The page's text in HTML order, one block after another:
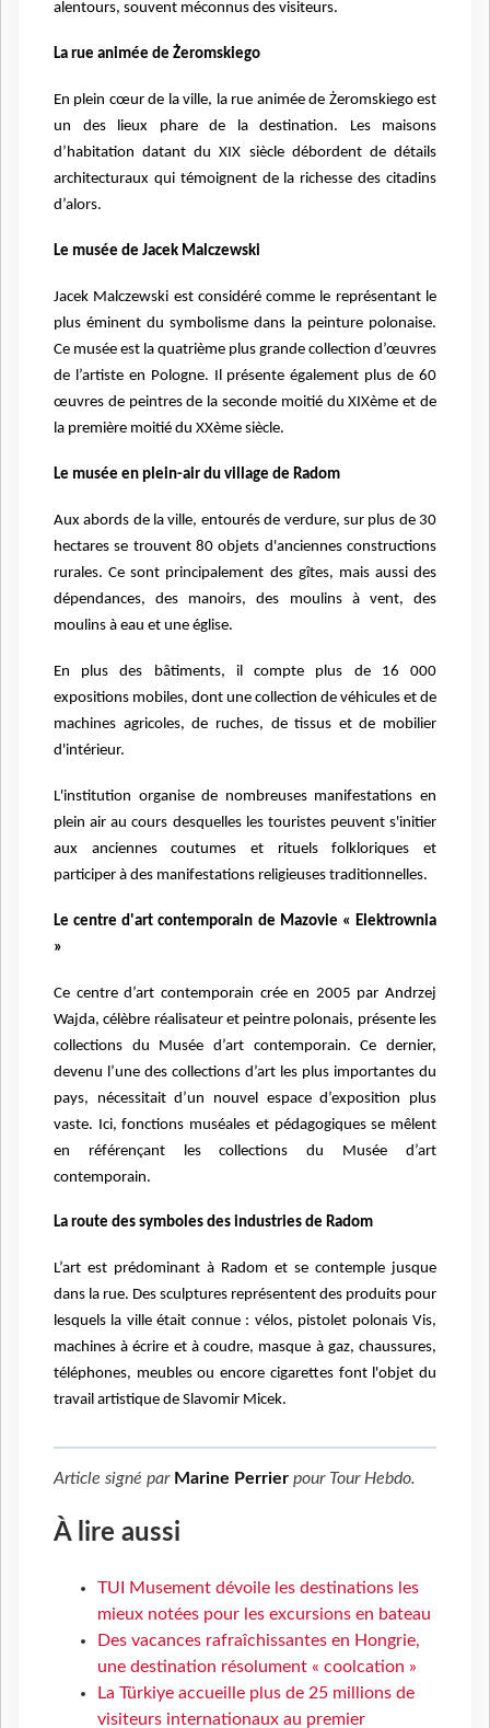
alentours, souvent méconnus des visiteurs.
La rue animée de Żeromskiego
En plein cœur de la ville, la rue animée de Żeromskiego est
un des lieux phare de la destination. Les maisons
d’habitation datant du XIX siècle débordent de détails
architecturaux qui témoignent de la richesse des citadins
d’alors.
Le musée de Jacek Malczewski
Jacek Malczewski est considéré comme le représentant le
plus éminent du symbolisme dans la peinture polonaise.
Ce musée est la quatrième plus grande collection d’œuvres
de l’artiste en Pologne. Il présente également plus de 60
œuvres de peintres de la seconde moitié du XIXème et de
la première moitié du XXème siècle.
Le musée en plein-air du village de Radom
Aux abords de la ville, entourés de verdure, sur plus de 30
hectares se trouvent 80 objets d'anciennes constructions
rurales. Ce sont principalement des gîtes, mais aussi des
dépendances, des manoirs, des moulins à vent, des
moulins à eau et une église.
En plus des bâtiments, il compte plus de 16 000
expositions mobiles, dont une collection de véhicules et de
machines agricoles, de ruches, de tissus et de mobilier
d'intérieur.
L'institution organise de nombreuses manifestations en
plein air au cours desquelles les touristes peuvent s'initier
aux anciennes coutumes et rituels folkloriques et
participer à des manifestations religieuses traditionnelles.
Le centre d'art contemporain de Mazovie « Elektrownia
»
Ce centre d’art contemporain crée en 2005 par Andrzej
Wajda, célèbre réalisateur et peintre polonais, présente les
collections du Musée d’art contemporain. Ce dernier,
devenu l’une des collections d’art les plus importantes du
pays, nécessitait d’un nouvel espace d’exposition plus
vaste. Ici, fonctions muséales et pédagogiques se mêlent
en référençant les collections du Musée d’art
contemporain.
La route des symboles des industries de Radom
L’art est prédominant à Radom et se contemple jusque
dans la rue. Des sculptures représentent des produits pour
lesquels la ville était connue : vélos, pistolet polonais Vis,
machines à écrire et à coudre, masque à gaz, chaussures,
téléphones, meubles ou encore cigarettes font l'objet du
travail artistique de Slavomir Micek.
Article signé par Marine Perrier pour Tour Hebdo.
À lire aussi
TUI Musement dévoile les destinations les
mieux notées pour les excursions en bateau
Des vacances rafraîchissantes en Hongrie,
une destination résolument « coolcation »
La Türkiye accueille plus de 25 millions de
visiteurs internationaux au premier